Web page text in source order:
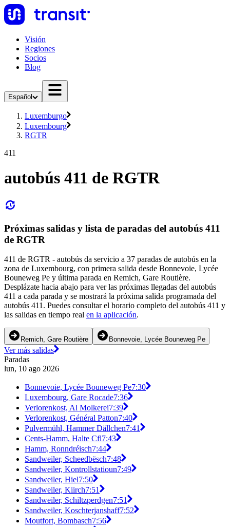
Visión
Regiones
Socios
Blog
Español
Luxemburgo
Luxembourg
RGTR
411
autobús 411 de RGTR
Próximas salidas y lista de paradas del autobús 411
de RGTR
411 de RGTR - autobús da servicio a 37 paradas de autobús en la
zona de Luxembourg, con primera salida desde Bonnevoie, Lycée
Bouneweg Pe y última parada en Remich, Gare Routière.
Desplázate hacia abajo para ver las próximas llegadas del autobús
411 a cada parada y se mostrará la próxima salida programada del
autobús 411. Puedes consultar el horario completo del autobús 411 y
las salidas en tiempo real en la aplicación.
Remich, Gare Routière Bonnevoie, Lycée Bouneweg Pe
Ver más salidas
Paradas
lun, 10 ago 2026
Bonnevoie, Lycée Bouneweg Pe7:30
Luxembourg, Gare Rocade7:36
Verlorenkost, Al Molkerei7:39
Verlorenkost, Général Patton7:40
Pulvermühl, Hammer Dällchen7:41
Cents-Hamm, Halte Cfl7:43
Hamm, Ronndréisch7:44
Sandweiler, Scheedbësch7:48
Sandweiler, Kontrollstatioun7:49
Sandweiler, Hiel7:50
Sandweiler, Kiirch7:51
Sandweiler, Schiltzperdgen7:51
Sandweiler, Koschterjanshaff7:52
Moutfort, Bombasch7:56